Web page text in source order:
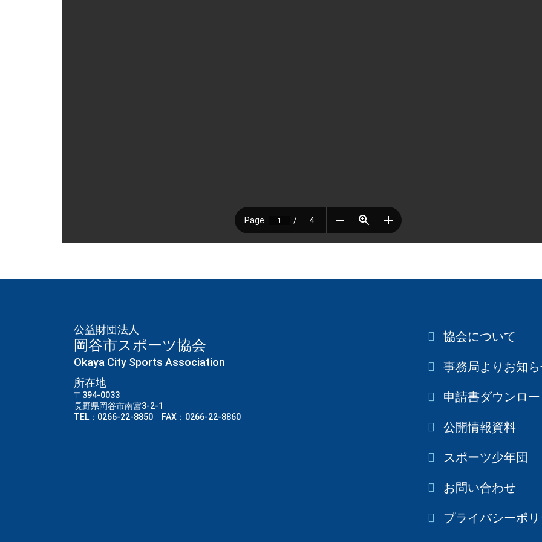
公益財団法人
岡谷市スポーツ協会
Okaya City Sports Association
所在地
〒394-0033
長野県岡谷市南宮3-2-1
TEL：0266-22-8850 FAX：0266-22-8860
協会について
事務局よりお知
申請書ダウンロー
公開情報資料
スポーツ少年団
お問い合わせ
プライバシーポ